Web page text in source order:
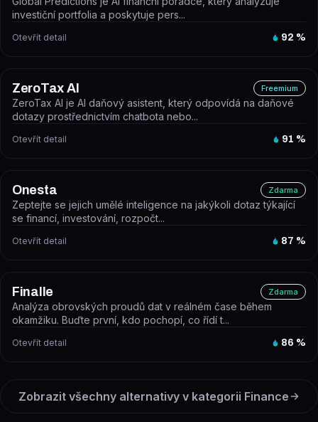
investiční portfolia a poskytuje pers...
Otevřít detail 92 %
ZeroTax Al Freemium
ZeroTax AI je AI daňový asistent, který odpovídá na daňové
dotazy prostřednictvím chatbota nebo...
Otevřít detail 91 %
Onesta Zdarma
Zeptejte se jejich umělé inteligence na jakýkoli dotaz týkající
se financí, investování, rozpočt...
Otevřít detail 87 %
Finalle Zdarma
Analýza obrovských proudů dat v reálném čase během
okamžiku. Buďte první, kdo pochopí, co řídí t...
Otevřít detail 86 %
Zobrazit všechny alternativy v kategorii Finance